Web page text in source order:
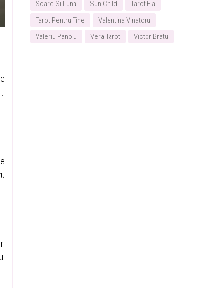
Soare Si Luna
Sun Child
Tarot Ela
Tarot Pentru Tine
Valentina Vinatoru
Valeriu Panoiu
Vera Tarot Victor Bratu